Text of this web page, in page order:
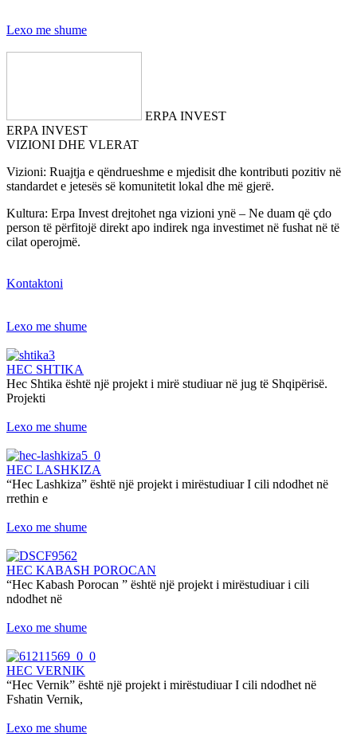
Lexo me shume
ERPA INVEST
ERPA INVEST
VIZIONI DHE VLERAT
Vizioni: Ruajtja e qëndrueshme e mjedisit dhe kontributi pozitiv në
standardet e jetesës së komunitetit lokal dhe më gjerë.
Kultura: Erpa Invest drejtohet nga vizioni ynë – Ne duam që çdo
person të përfitojë direkt apo indirek nga investimet në fushat në të
cilat operojmë.
Kontaktoni
Lexo me shume
HEC SHTIKA
Hec Shtika është një projekt i mirë studiuar në jug të Shqipërisë.
Projekti
Lexo me shume
HEC LASHKIZA
“Hec Lashkiza” është një projekt i mirëstudiuar I cili ndodhet në
rrethin e
Lexo me shume
HEC KABASH POROCAN
“Hec Kabash Porocan ” është një projekt i mirëstudiuar i cili
ndodhet në
Lexo me shume
HEC VERNIK
“Hec Vernik” është një projekt i mirëstudiuar I cili ndodhet në
Fshatin Vernik,
Lexo me shume